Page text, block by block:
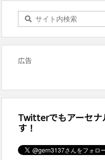
広告
Twitterでもアーセナ
す！